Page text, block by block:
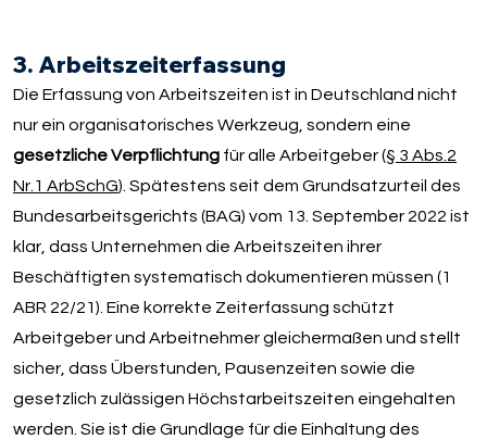
3. Arbeitszeiterfassung
Die Erfassung von Arbeitszeiten ist in Deutschland nicht
nur ein organisatorisches Werkzeug, sondern eine
gesetzliche Verpflichtung für alle Arbeitgeber (§ 3 Abs.2
Nr.1 ArbSchG). Spätestens seit dem Grundsatzurteil des
Bundesarbeitsgerichts (BAG) vom 13. September 2022 ist
klar, dass Unternehmen die Arbeitszeiten ihrer
Beschäftigten systematisch dokumentieren müssen (1
ABR 22/21). Eine korrekte Zeiterfassung schützt
Arbeitgeber und Arbeitnehmer gleichermaßen und stellt
sicher, dass Überstunden, Pausenzeiten sowie die
gesetzlich zulässigen Höchstarbeitszeiten eingehalten
werden. Sie ist die Grundlage für die Einhaltung des